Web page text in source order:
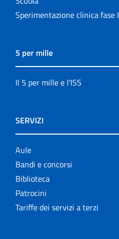
Sperimentazione clinica fase I
5 per mille
Il 5 per mille e l'ISS
SERVIZI
Aule
Bandi e concorsi
Biblioteca
Patrocini
Tariffe dei servizi a terzi